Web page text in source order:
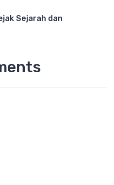
Sejarah dan